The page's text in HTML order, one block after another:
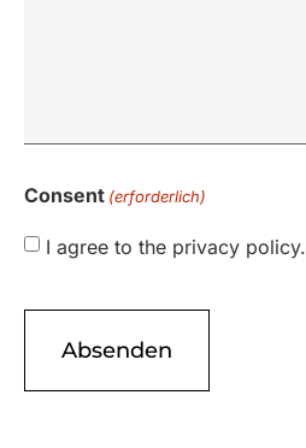
Consent (erforderlich)
I agree to the privacy policy.